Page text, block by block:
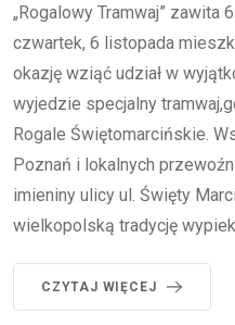
„Rogalowy Tramwaj” zawita
czwartek, 6 listopada
okazję wziąć udział w
wyjedzie specjalny
Rogale Świętomarcińskie.
Poznań i lokalnych
imieniny ulicy ul. Święty
wielkopolską tradycję
CZYTAJ WIĘCEJ